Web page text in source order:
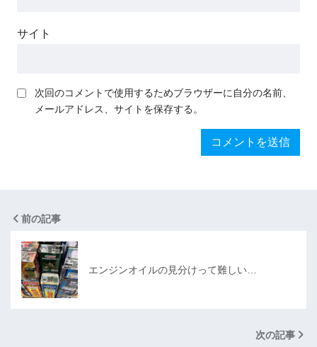
サイト
次回のコメントで使用するためブラウザーに自分の名前、
メールアドレス、サイトを保存する。
前の記事
エンジンオイルの見分けって難しい…
次の記事